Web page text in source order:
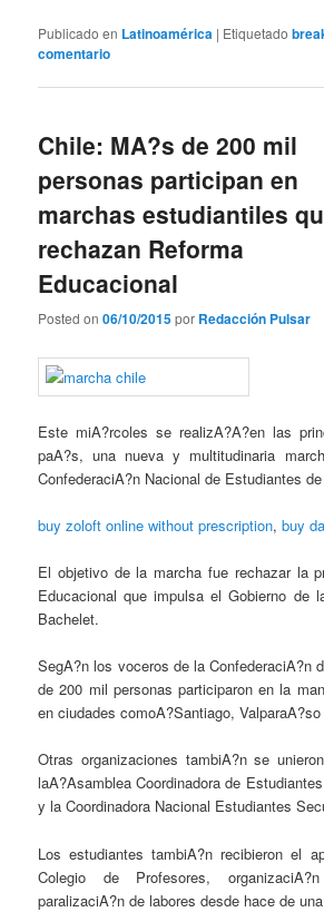
Publicado en Latinoamérica | Etiquetado
comentario
Chile: MA?s de 200 mil
personas participan en
marchas estudiantiles
rechazan Reforma
Educacional
Posted on06/10/2015por Redacción Pulsar
Este miA?rcoles se realizA?A?en las
paA?s, una nueva y multitudinaria
ConfederaciA?n Nacional de Estudiantes
buy zoloft online without prescription,buy
El objetivo de la marcha fue rechazar la
Educacional que impulsa el Gobierno de
Bachelet.
SegA?n los voceros de la ConfederaciA?n
de 200 mil personas participaron en la
en ciudades comoA?Santiago,
Otras organizaciones tambiA?n se
laA?Asamblea Coordinadora de
y la Coordinadora Nacional Estudiantes
Los estudiantes tambiA?n recibieron el
Colegio de Profesores,
paralizaciA?n de labores desde hace de